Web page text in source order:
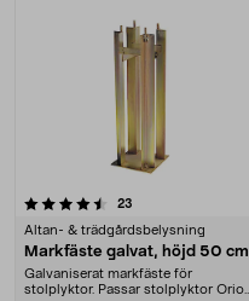
23
Altan- & trädgårdsbelysning
Markfäste galvat, höjd 50 cm
Galvaniserat markfäste för
stolplyktor. Passar stolplyktor Orion
4.5 av 5 stjärnor